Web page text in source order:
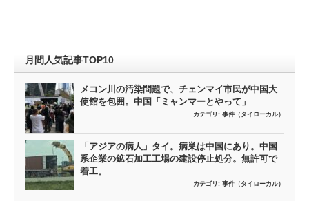
月間人気記事TOP10
メコン川の汚染問題で、チェンマイ市民が中国大
使館を包囲。中国「ミャンマーとやって」
カテゴリ: 事件（タイローカル）
「アジアの病人」タイ。病巣は中国にあり。中国
系企業の鉱石加工工場の建設停止処分。無許可で
着工。
カテゴリ: 事件（タイローカル）